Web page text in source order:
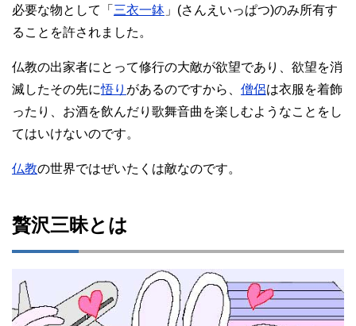
必要な物として「 三衣一鉢 」(さんえいっぱつ)のみ所有す
ることを許されました。
仏教の出家者にとって修行の大敵が欲望であり、欲望を消
滅したその先に悟り があるのですから、 僧侶は衣服を着飾
ったり、お酒を飲んだり歌舞音曲を楽しむようなことをし
てはいけないのです。
仏教の世界ではぜいたくは敵なのです。
贅沢三昧とは